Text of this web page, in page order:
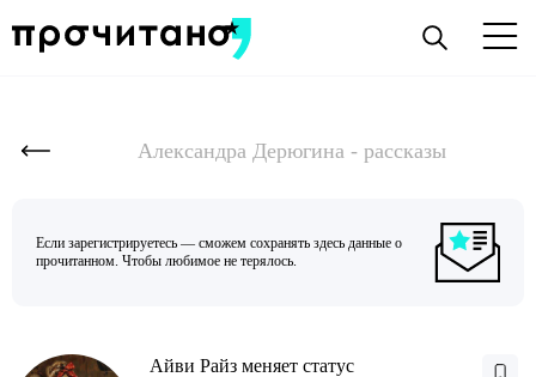
Александра Дерюгина - рассказы
Если зарегистрируетесь — сможем сохранять здесь данные о
прочитанном. Чтобы любимое не терялось.
Айви Райз меняет статус